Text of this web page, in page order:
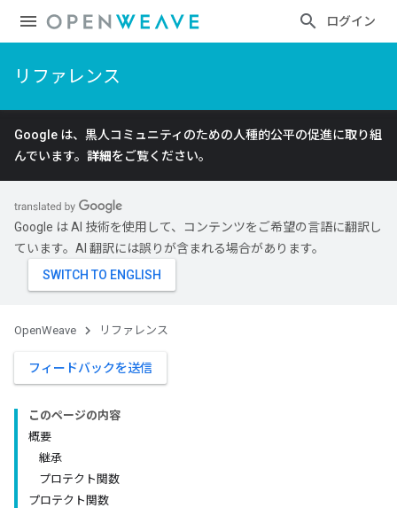
ログイン
リファレンス
Google は、黒人コミュニティのための人種的公平の促進に取り組
んでいます。 詳細をご覧ください。
Google は AI 技術を使用して、コンテンツをご希望の言語に翻訳し
ています。AI 翻訳には誤りが含まれる場合があります。
OpenWeave リファレンス
フィードバックを送信
このページの内容
概要
継承
プロテクト関数
プロテクト関数